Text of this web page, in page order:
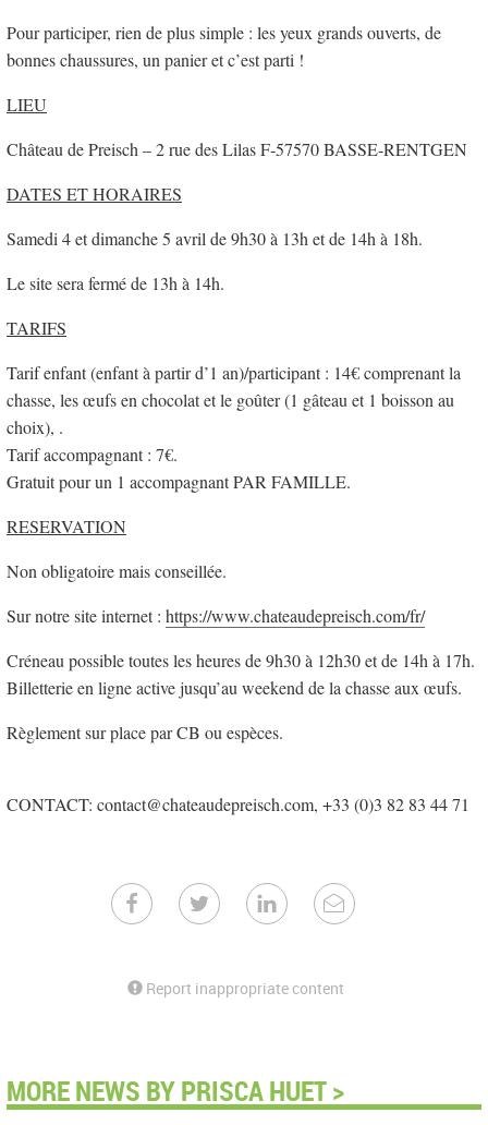
Pour participer, rien de plus simple : les yeux grands ouverts, de
bonnes chaussures, un panier et c’est parti !
LIEU
Château de Preisch – 2 rue des Lilas F-57570 BASSE-RENTGEN
DATES ET HORAIRES
Samedi 4 et dimanche 5 avril de 9h30 à 13h et de 14h à 18h.
Le site sera fermé de 13h à 14h.
TARIFS
Tarif enfant (enfant à partir d’1 an)/participant : 14€ comprenant la
chasse, les œufs en chocolat et le goûter (1 gâteau et 1 boisson au
choix), .
Tarif accompagnant : 7€.
Gratuit pour un 1 accompagnant PAR FAMILLE.
RESERVATION
Non obligatoire mais conseillée.
Sur notre site internet : https://www.chateaudepreisch.com/fr/
Créneau possible toutes les heures de 9h30 à 12h30 et de 14h à 17h.
Billetterie en ligne active jusqu’au weekend de la chasse aux œufs.
Règlement sur place par CB ou espèces.
CONTACT: contact@chateaudepreisch.com, +33 (0)3 82 83 44 71
Report inappropriate content
MORE NEWS BY PRISCA HUET >